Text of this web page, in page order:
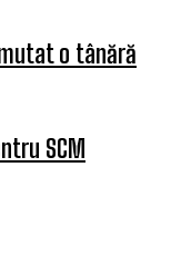
o tânără
SCM